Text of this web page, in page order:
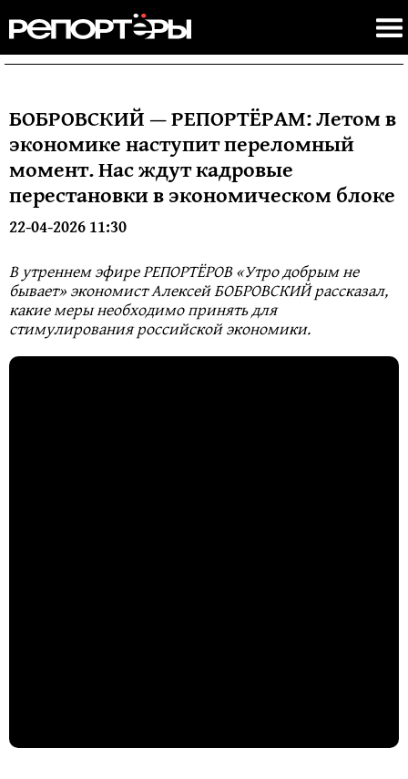
БОБРОВСКИЙ — РЕПОРТЁРАМ: Летом в
экономике наступит переломный
момент. Нас ждут кадровые
перестановки в экономическом блоке
22-04-2026 11:30
В утреннем эфире РЕПОРТЁРОВ «Утро добрым не
бывает» экономист Алексей БОБРОВСКИЙ рассказал,
какие меры необходимо принять для
стимулирования российской экономики.